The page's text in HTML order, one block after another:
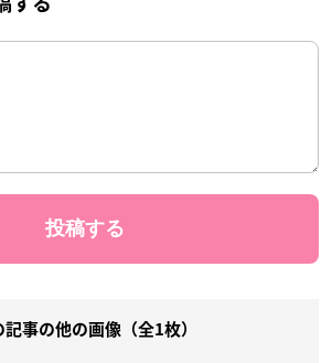
記事の他の画像（全1枚）